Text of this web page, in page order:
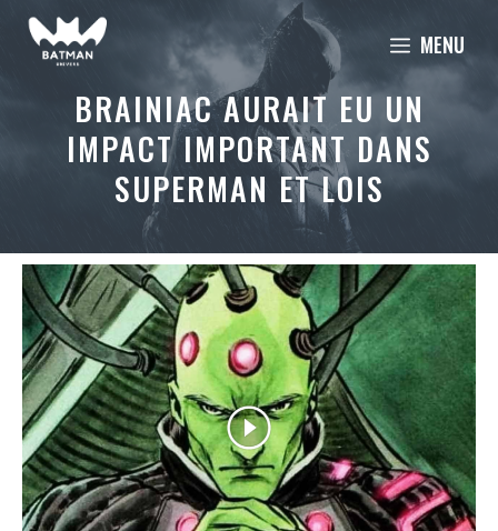
Aller
MENU
BRAINIAC AURAIT EU UN
IMPACT IMPORTANT DANS
SUPERMAN ET LOIS